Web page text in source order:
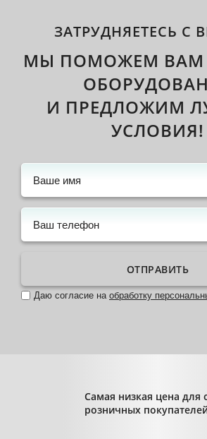
ЗАТРУДНЯЕТЕСЬ С
МЫ ПОМОЖЕМ ВАМ
И ПРЕДЛОЖИМ
УСЛОВИЯ!
ОТПРАВИТЬ
Даю согласие на обработку
Самая низкая цена для
розничных